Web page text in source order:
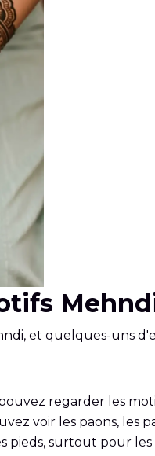
et quelques-uns
regarder les
voir les paons, les
surtout pour